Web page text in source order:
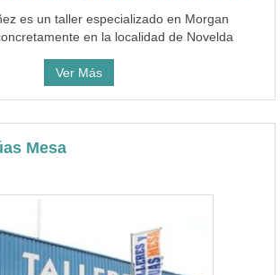
es un taller especializado en Morgan
en la localidad de Novelda
Ver Más
Mesa